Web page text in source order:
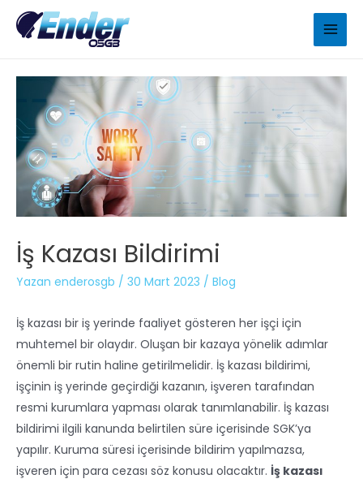
İş Kazası Bildirimi
Yazan enderosgb / 30 Mart 2023 / Blog
İş kazası bir iş yerinde faaliyet gösteren her işçi için
muhtemel bir olaydır. Oluşan bir kazaya yönelik adımlar
önemli bir rutin haline getirilmelidir. İş kazası bildirimi,
işçinin iş yerinde geçirdiği kazanın, işveren tarafından
resmi kurumlara yapması olarak tanımlanabilir. İş kazası
bildirimi ilgili kanunda belirtilen süre içerisinde SGK’ya
yapılır. Kuruma süresi içerisinde bildirim yapılmazsa,
işveren için para cezası söz konusu olacaktır. İş kazası